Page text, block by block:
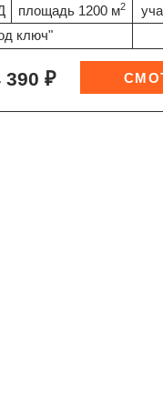
площадь 1200 м2
ключ"
390 ₽